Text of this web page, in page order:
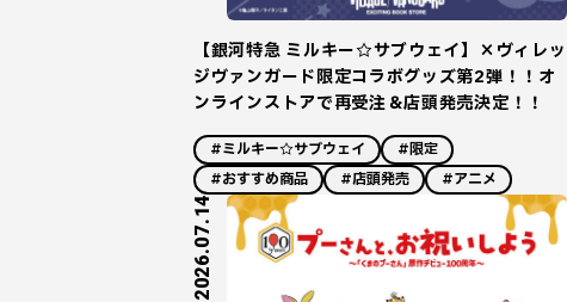
【銀河特急 ミルキー☆サブウェイ】×ヴィレッ
ジヴァンガード限定コラボグッズ第2弾！！オ
ンラインストアで再受注＆店頭発売決定！！
#ミルキー☆サブウェイ
#限定
#おすすめ商品
#店頭発売 #アニメ
2026.07.14